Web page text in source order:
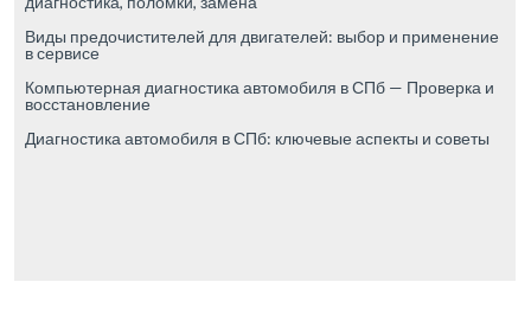
Виды предочистителей для двигателей: выбор и применение
в сервисе
Компьютерная диагностика автомобиля в СПб — Проверка и
восстановление
Диагностика автомобиля в СПб: ключевые аспекты и советы